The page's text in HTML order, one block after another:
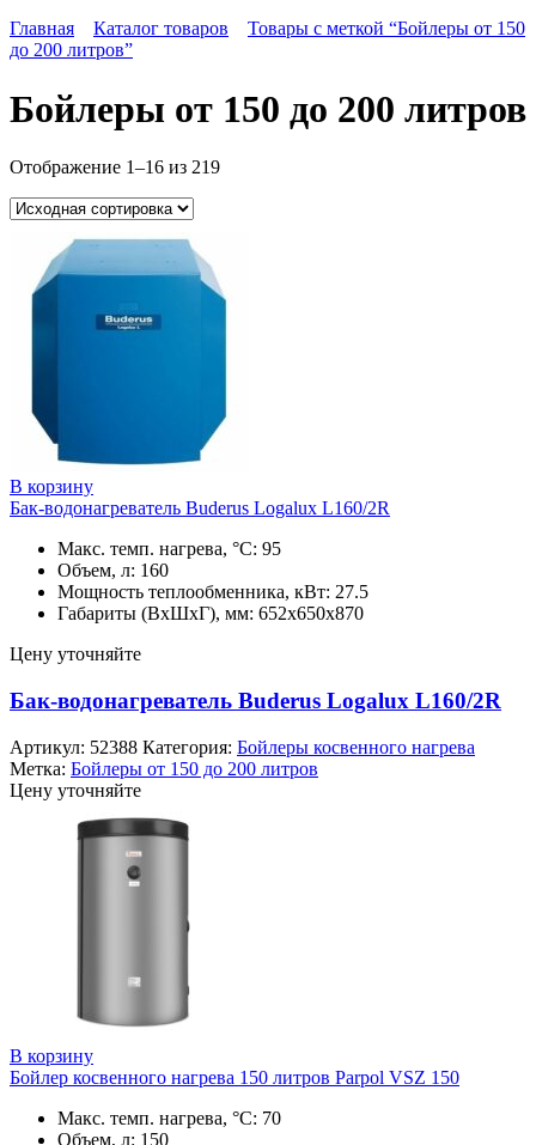
Главная
Каталог товаров
Товары с меткой “Бойлеры от 150
до 200 литров”
Бойлеры от 150 до 200 литров
Отображение 1–16 из 219
В корзину
Бак-водонагреватель Buderus Logalux L160/2R
Макс. темп. нагрева, °С: 95
Объем, л: 160
Мощность теплообменника, кВт: 27.5
Габариты (ВхШхГ), мм: 652х650х870
Цену уточняйте
Бак-водонагреватель Buderus Logalux L160/2R
Артикул: 52388 Категория: Бойлеры косвенного нагрева
Метка: Бойлеры от 150 до 200 литров
Цену уточняйте
В корзину
Бойлер косвенного нагрева 150 литров Parpol VSZ 150
Макс. темп. нагрева, °С: 70
Объем, л: 150